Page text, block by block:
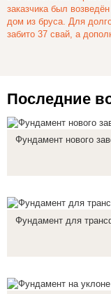
Последние
Фундамент нового
Фундамент для